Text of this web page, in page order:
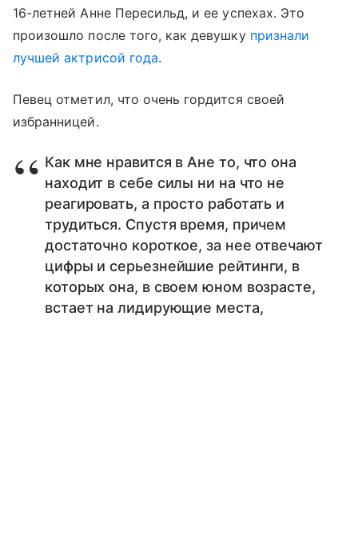
16-летней Анне Пересильд, и ее успехах. Это
произошло после того, как девушку признали
лучшей актрисой года.
Певец отметил, что очень гордится своей
избранницей.
Как мне нравится в Ане то, что она
находит в себе силы ни на что не
реагировать, а просто работать и
трудиться. Спустя время, причем
достаточно короткое, за нее отвечают
цифры и серьезнейшие рейтинги, в
которых она, в своем юном возрасте,
встает на лидирующие места,